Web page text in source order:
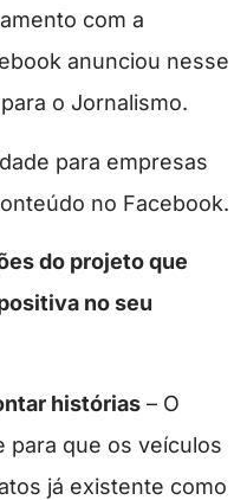
com a
anunciou nesse
o Jornalismo.
para empresas
no Facebook.
do projeto que
no seu
histórias – O
para que os veículos
já existente como